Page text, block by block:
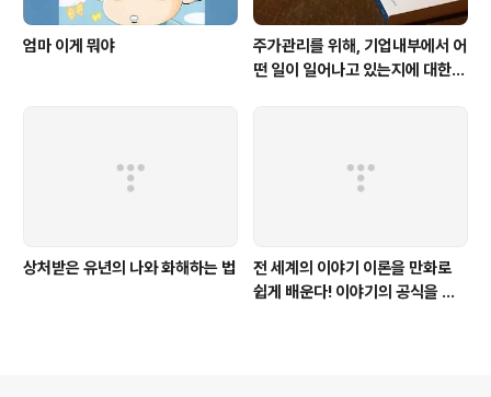
엄마 이게 뭐야
주가관리를 위해, 기업내부에서 어
떤 일이 일어나고 있는지에 대한
상처받은 유년의 나와 화해하는 법
전 세계의 이야기 이론을 만화로
쉽게 배운다! 이야기의 공식을 따